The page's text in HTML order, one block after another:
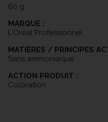
Il est important de noter que
coiffeur qualifié, pour
les erreurs de coloration.
cheveux et de l'intensité de la
abondamment les cheveux à
soit claire. Appliquez ensuite
60 g
MARQUE :
L'Oréal Professionnel
MATIÈRES / PRINCIPES
Sans ammoniaque
ACTION PRODUIT :
Coloration